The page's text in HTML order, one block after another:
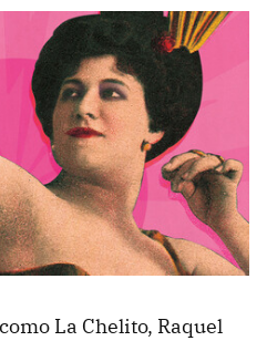
La Chelito, Raquel